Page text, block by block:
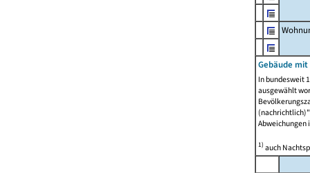
Gebäude
In bundesweit
ausgewählt
Abweichungen
1)auch